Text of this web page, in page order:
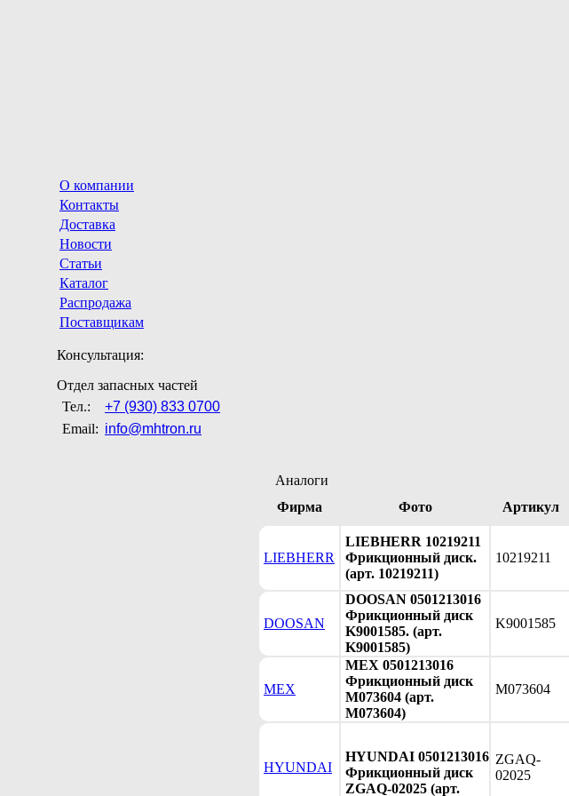
О компании
Контакты
Доставка
Новости
Статьи
Каталог
Распродажа
Поставщикам
Консультация:
Отдел запасных частей
Тел.:
+7 (930) 833 0700
Email: info@mhtron.ru
Аналоги
Фирма
Фото Артикул
LIEBHERR
LIEBHERR 10219211
Фрикционный диск.
(арт. 10219211)
10219211
DOOSAN
DOOSAN 0501213016
Фрикционный диск
K9001585. (арт.
K9001585)
K9001585
MEX
MEX 0501213016
Фрикционный диск
M073604 (арт.
M073604)
M073604
HYUNDAI
HYUNDAI 0501213016
Фрикционный диск
ZGAQ-02025 (арт.
ZGAQ-
02025